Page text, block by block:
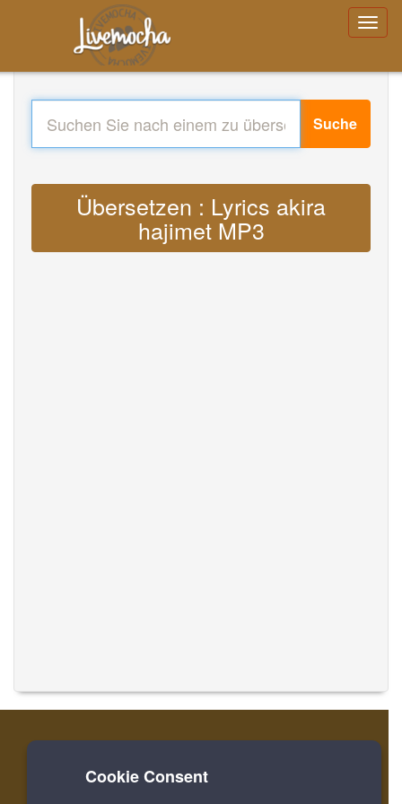
Suche
Übersetzen : Lyrics akira
hajimet MP3
Zuhause Einloggen
Cookie Consent